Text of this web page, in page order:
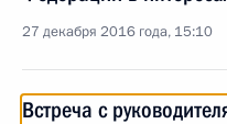
27 декабря 2016 года, 15:10
Встреча с